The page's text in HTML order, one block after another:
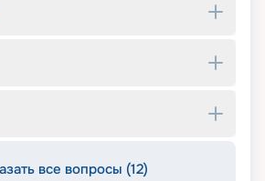
все вопросы (12)